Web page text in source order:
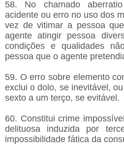
58. No chamado
acidente ou erro no uso dos
vez de vitimar a pessoa
agente atingir pessoa
condições e qualidades
pessoa que o agente
59. O erro sobre elemento
exclui o dolo, se inevitável,
sexto a um terço, se evitável.
60. Constitui crime
delituosa induzida por
impossibilidade fática da